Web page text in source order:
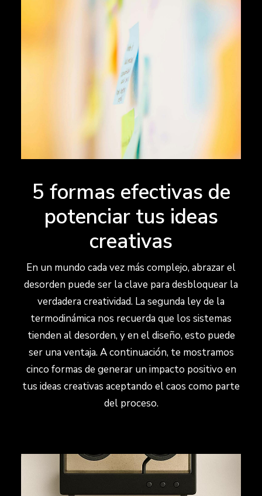
5 formas efectivas de
potenciar tus ideas
creativas
En un mundo cada vez más complejo, abrazar el
desorden puede ser la clave para desbloquear la
verdadera creatividad. La segunda ley de la
termodinámica nos recuerda que los sistemas
tienden al desorden, y en el diseño, esto puede
ser una ventaja. A continuación, te mostramos
cinco formas de generar un impacto positivo en
tus ideas creativas aceptando el caos como parte
del proceso.